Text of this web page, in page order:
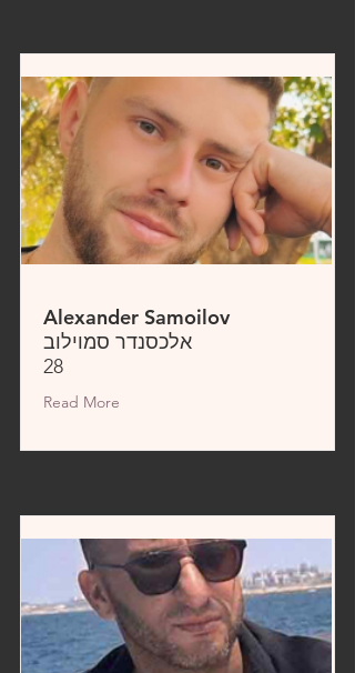
Alexander Samoilov
אלכסנדר סמוילוב
28
Read More